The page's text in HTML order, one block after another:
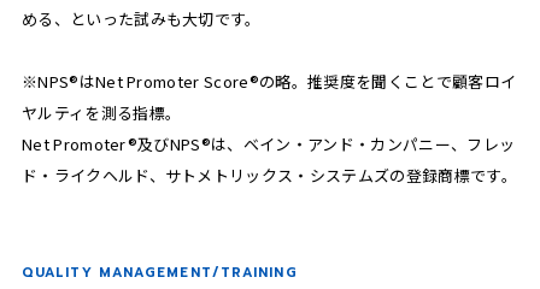
める、といった試みも大切です。
※NPS®はNet Promoter Score®の略。推奨度を聞くことで顧客ロイ
ヤルティを測る指標。
Net Promoter®及びNPS®は、ベイン・アンド・カンパニー、フレッ
ド・ライクヘルド、サトメトリックス・システムズの登録商標です。
QUALITY MANAGEMENT/TRAINING